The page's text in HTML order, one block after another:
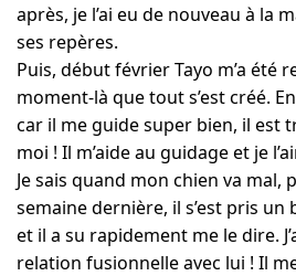
après, je l’ai eu de nouveau à la
ses repères.
Puis, début février Tayo m’a été
moment-là que tout s’est créé.
car il me guide super bien, il est
moi ! Il m’aide au guidage et je
Je sais quand mon chien va mal,
semaine dernière, il s’est pris un
et il a su rapidement me le dire.
relation fusionnelle avec lui ! Il